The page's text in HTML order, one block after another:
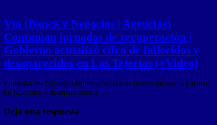
Vía (Banca y Negocios | Agencias)
Continúan jornadas de recuperación |
Gobierno actualizó cifra de fallecidos y
desaparecidos en Las Tejerías (+Video)
El presidente Nicolás Maduro ofreció este martes un nuevo balance
de fallecidos y desaparecidos a …
Deja una respuesta